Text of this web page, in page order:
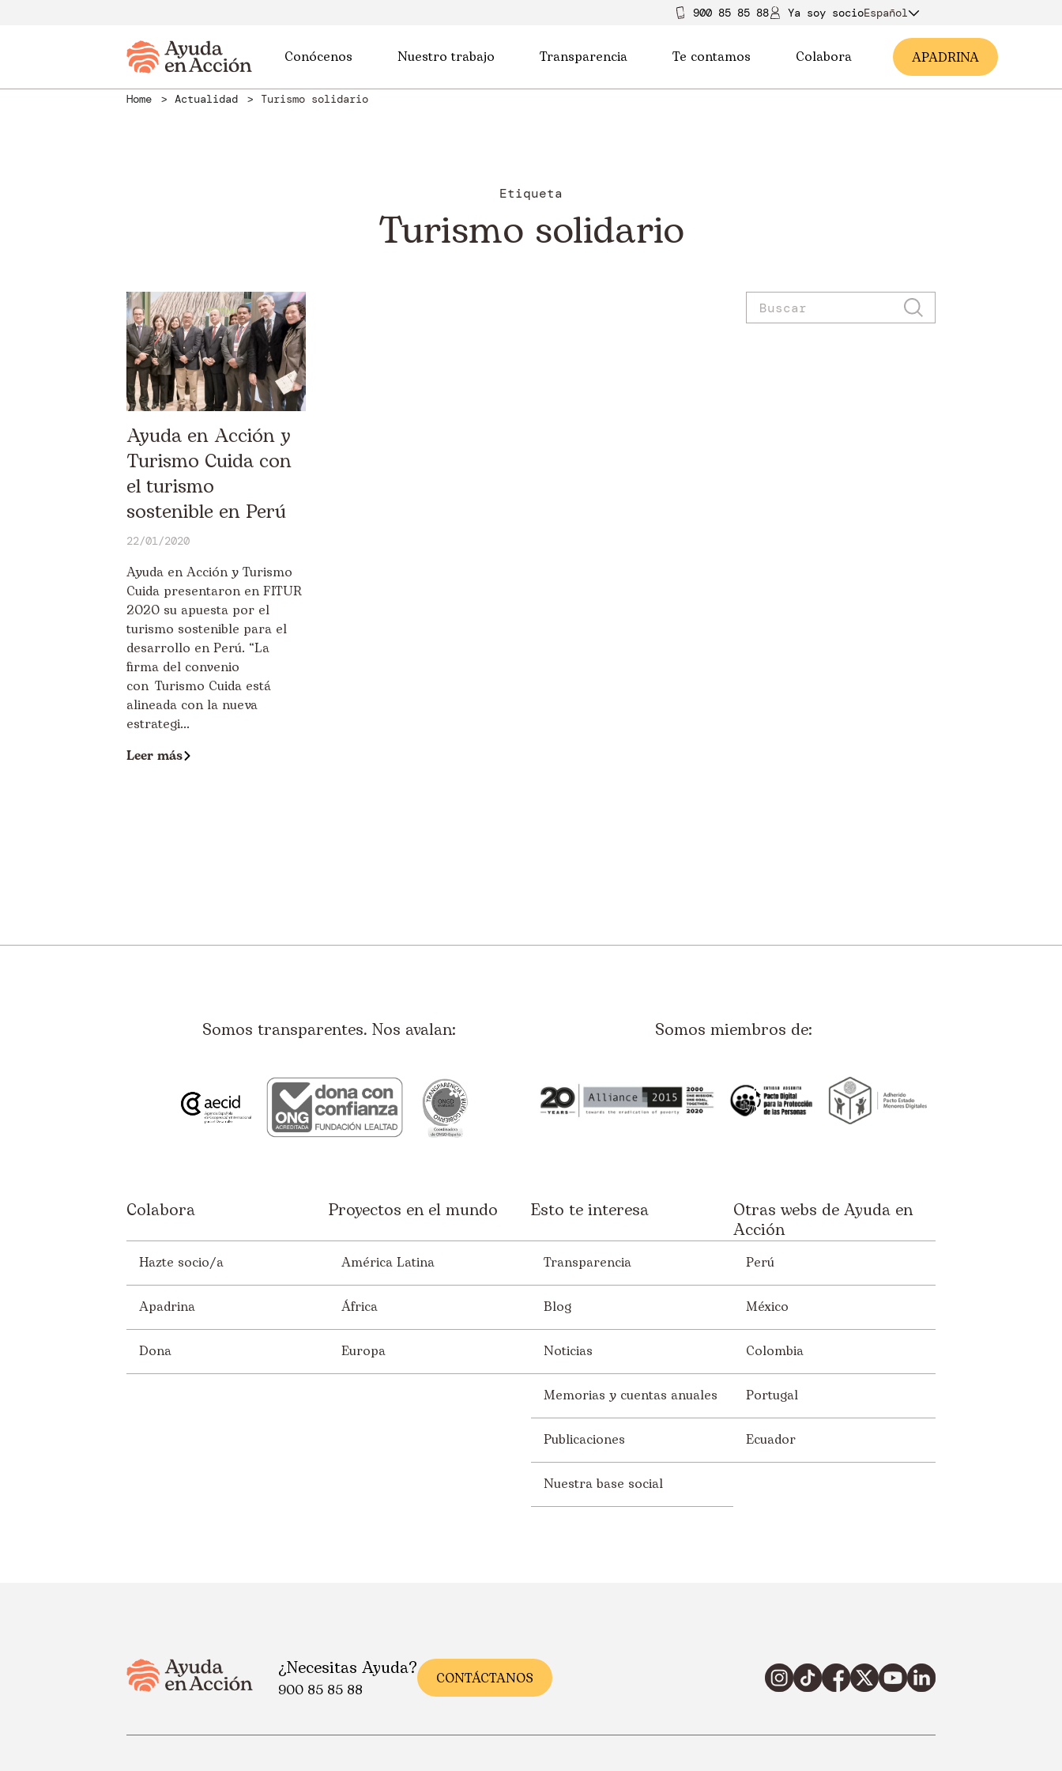
900 85 85 88 Ya soy socioEspañol
Conócenos Nuestro trabajo Transparencia Te contamos Colabora APADRINA
Home Actualidad Turismo solidario
Etiqueta
Turismo solidario
Ayuda en Acción y
Turismo Cuida con
el turismo
sostenible en Perú
22/01/2020
Ayuda en Acción y Turismo
Cuida presentaron en FITUR
2020 su apuesta por el
turismo sostenible para el
desarrollo en Perú. “La
firma del convenio
con Turismo Cuida está
alineada con la nueva
estrategi...
Leer más
Somos transparentes. Nos avalan: Somos miembros de:
Colabora
Hazte socio/a
Apadrina
Dona
Proyectos en el mundo
América Latina
África
Europa
Esto te interesa
Transparencia
Blog
Noticias
Memorias y cuentas anuales
Publicaciones
Nuestra base social
Otras webs de Ayuda en
Acción
Perú
México
Colombia
Portugal
Ecuador
¿Necesitas Ayuda?
900 85 85 88
CONTÁCTANOS